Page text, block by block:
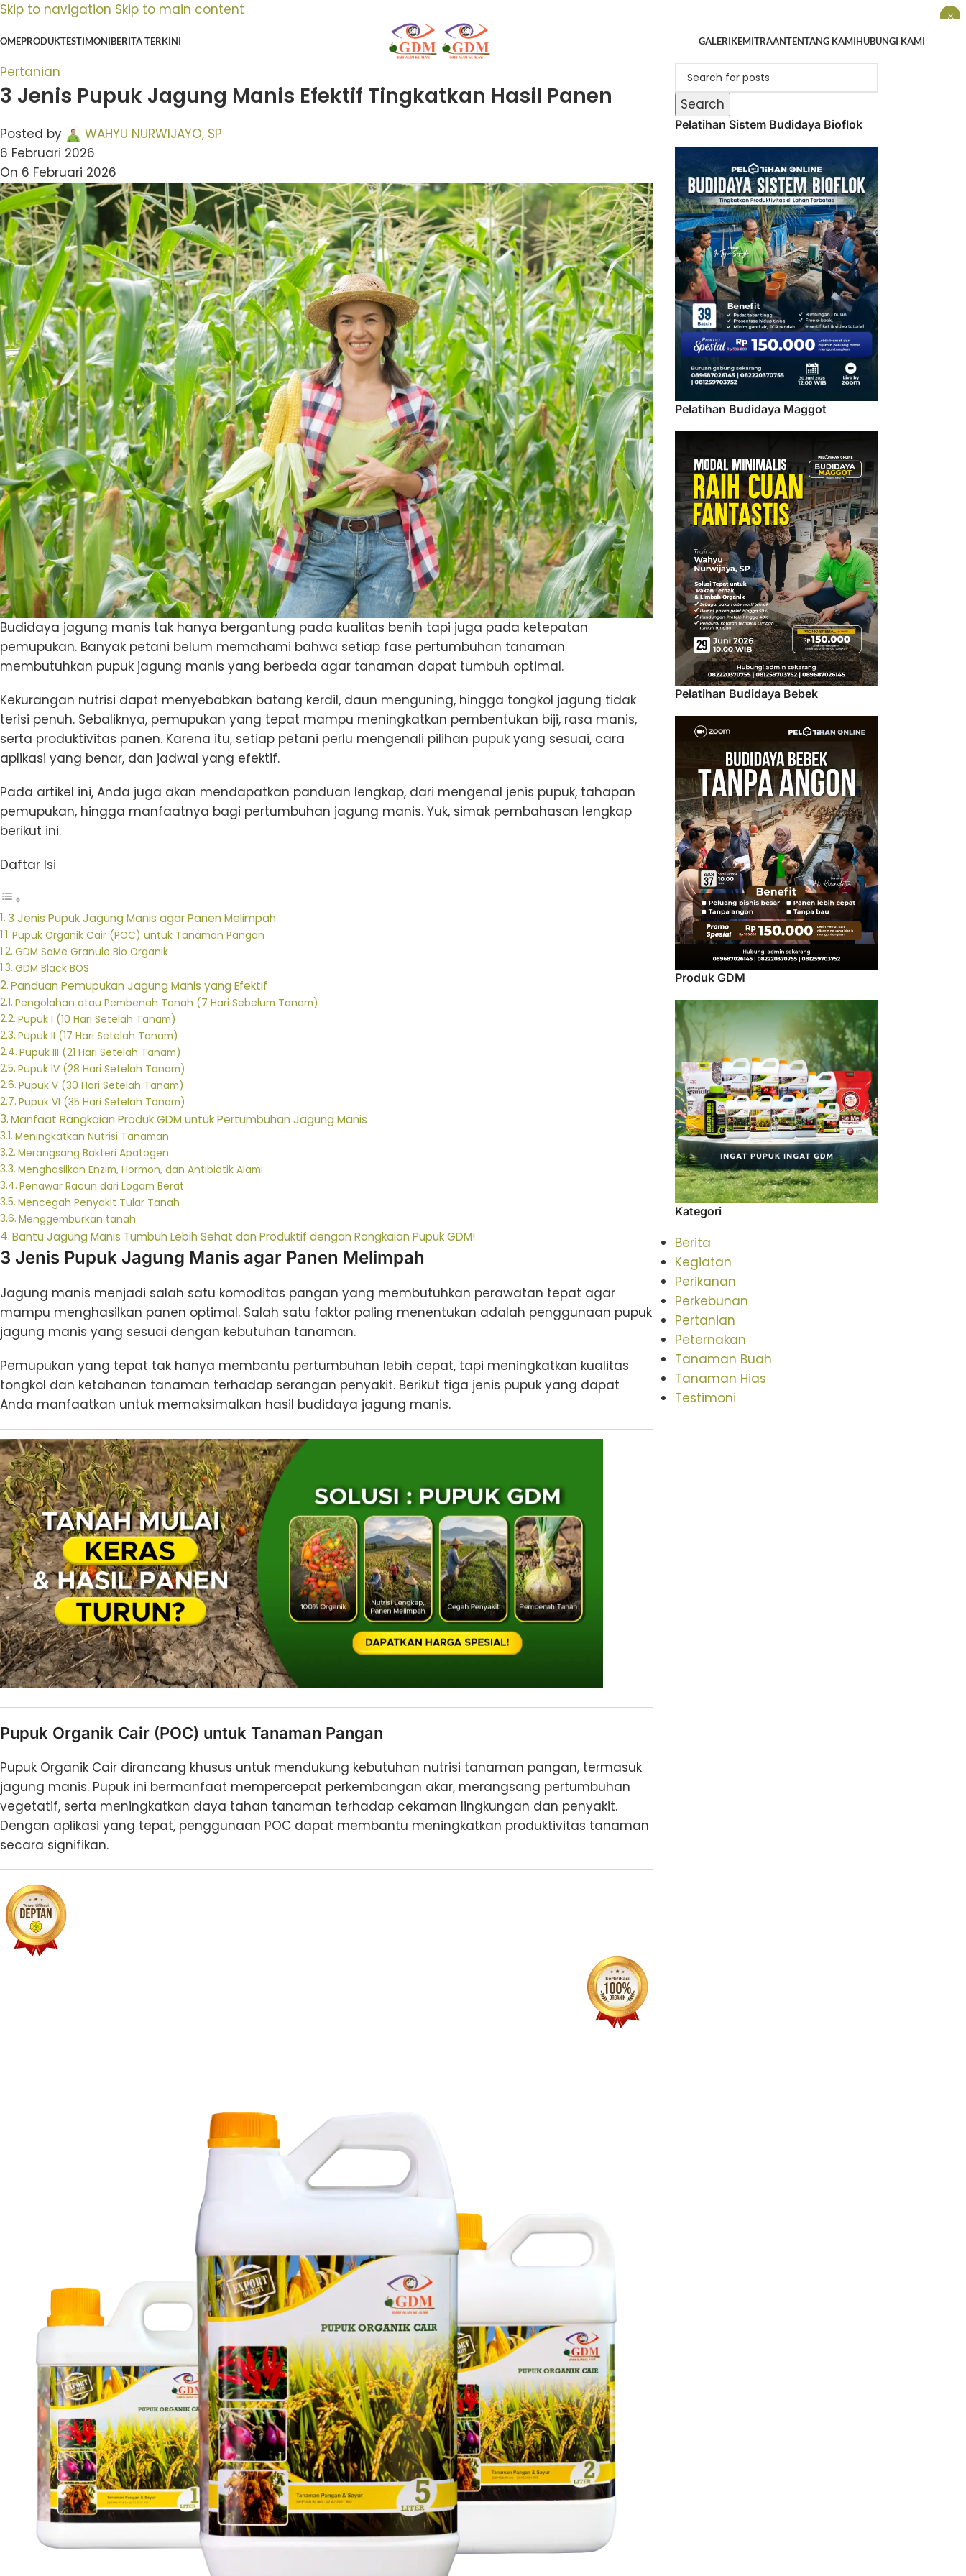
Skip to navigation Skip to main content
PRODUKTESTIMONIBERITA TERKINI GALERIKEMITRAANTENTANG KAMIHUBUNGI KAMI
Pertanian
3 Jenis Pupuk Jagung Manis Efektif Tingkatkan Hasil Panen
Posted by
WAHYU NURWIJAYO, SP
6 Februari 2026
On 6 Februari 2026
Budidaya jagung manis tak hanya bergantung pada kualitas benih tapi juga pada ketepatan
pemupukan. Banyak petani belum memahami bahwa setiap fase pertumbuhan tanaman
membutuhkan pupuk jagung manis yang berbeda agar tanaman dapat tumbuh optimal.
Kekurangan nutrisi dapat menyebabkan batang kerdil, daun menguning, hingga tongkol jagung tidak
terisi penuh. Sebaliknya, pemupukan yang tepat mampu meningkatkan pembentukan biji, rasa manis,
serta produktivitas panen. Karena itu, setiap petani perlu mengenali pilihan pupuk yang sesuai, cara
aplikasi yang benar, dan jadwal yang efektif.
Pada artikel ini, Anda juga akan mendapatkan panduan lengkap, dari mengenal jenis pupuk, tahapan
pemupukan, hingga manfaatnya bagi pertumbuhan jagung manis. Yuk, simak pembahasan lengkap
berikut ini.
Daftar Isi
3 Jenis Pupuk Jagung Manis agar Panen Melimpah
Pupuk Organik Cair (POC) untuk Tanaman Pangan
GDM SaMe Granule Bio Organik
GDM Black BOS
Panduan Pemupukan Jagung Manis yang Efektif
Pengolahan atau Pembenah Tanah (7 Hari Sebelum Tanam)
Pupuk I (10 Hari Setelah Tanam)
Pupuk II (17 Hari Setelah Tanam)
Pupuk III (21 Hari Setelah Tanam)
Pupuk IV (28 Hari Setelah Tanam)
Pupuk V (30 Hari Setelah Tanam)
Pupuk VI (35 Hari Setelah Tanam)
Manfaat Rangkaian Produk GDM untuk Pertumbuhan Jagung Manis
Meningkatkan Nutrisi Tanaman
Merangsang Bakteri Apatogen
Menghasilkan Enzim, Hormon, dan Antibiotik Alami
Penawar Racun dari Logam Berat
Mencegah Penyakit Tular Tanah
Menggemburkan tanah
Bantu Jagung Manis Tumbuh Lebih Sehat dan Produktif dengan Rangkaian Pupuk GDM!
3 Jenis Pupuk Jagung Manis agar Panen Melimpah
Jagung manis menjadi salah satu komoditas pangan yang membutuhkan perawatan tepat agar
mampu menghasilkan panen optimal. Salah satu faktor paling menentukan adalah penggunaan pupuk
jagung manis yang sesuai dengan kebutuhan tanaman.
Pemupukan yang tepat tak hanya membantu pertumbuhan lebih cepat, tapi meningkatkan kualitas
tongkol dan ketahanan tanaman terhadap serangan penyakit. Berikut tiga jenis pupuk yang dapat
Anda manfaatkan untuk memaksimalkan hasil budidaya jagung manis.
Pupuk Organik Cair (POC) untuk Tanaman Pangan
Pupuk Organik Cair dirancang khusus untuk mendukung kebutuhan nutrisi tanaman pangan, termasuk
jagung manis. Pupuk ini bermanfaat mempercepat perkembangan akar, merangsang pertumbuhan
vegetatif, serta meningkatkan daya tahan tanaman terhadap cekaman lingkungan dan penyakit.
Dengan aplikasi yang tepat, penggunaan POC dapat membantu meningkatkan produktivitas tanaman
secara signifikan.
Search
Pelatihan Sistem Budidaya Bioflok
Pelatihan Budidaya Maggot
Pelatihan Budidaya Bebek
Produk GDM
Kategori
Berita
Kegiatan
Perikanan
Perkebunan
Pertanian
Peternakan
Tanaman Buah
Tanaman Hias
Testimoni
×
×
×